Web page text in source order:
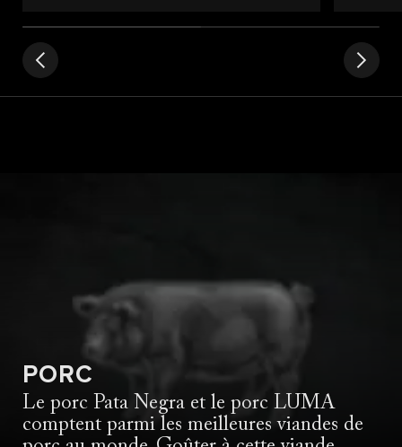
PORC
Le porc Pata Negra et le porc LUMA
comptent parmi les meilleures viandes de